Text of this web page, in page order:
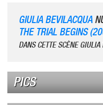
GIULIA BEVILACQUA
THE TRIAL BEGINS
DANS CETTE SCÈNE
PICS